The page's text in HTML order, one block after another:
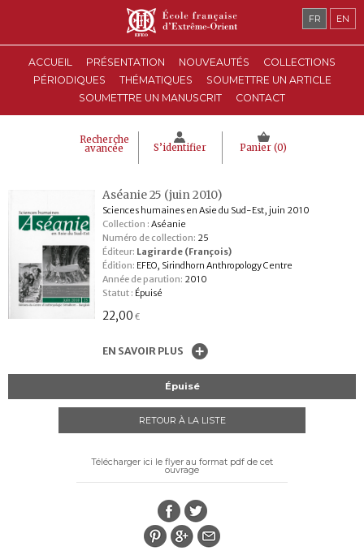
ACCUEIL PRÉSENTATION NOUVEAUTÉS
COLLECTIONS
PÉRIODIQUES
THÉMATIQUES
SOUMETTRE UN ARTICLE
SOUMETTRE UN MANUSCRIT
CONTACT
Recherche
avancée S’identifier Panier (0)
FR EN
Aséanie 25 (juin 2010)
Sciences humaines en Asie du Sud-Est, juin 2010
Collection : Aséanie
Numéro de collection: 25
Éditeur: Lagirarde (François)
Édition: EFEO, Sirindhorn Anthropology Centre
Année de parution: 2010
Statut : Épuisé
22,00 €
EN SAVOIR PLUS
Épuisé
RETOUR À LA LISTE
Télécharger ici le flyer au format pdf de cet
ouvrage